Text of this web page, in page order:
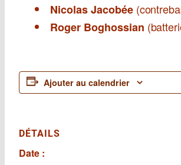
Nicolas Jacobée
Roger Boghossian
Ajouter au calendrier
DÉTAILS
Date :